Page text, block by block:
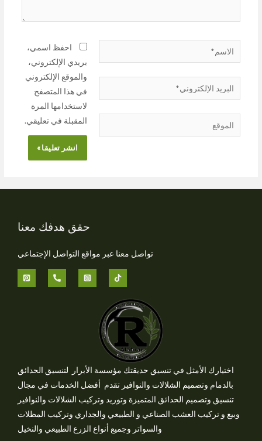
احفظ اسمي،
بريدي الإلكتروني،
والموقع الإلكتروني
في هذا المتصفح
لاستخدامها المرة
المقبلة في تعليقي.
حقق هدفك معنا
تواصل معنا عبر مواقع التواصل الإجتماعي
اختيارك الأمثل في تنسيق حديقتك مؤسسة الأبرار لتنسيق الحدائق
بالدمام وتصميم الشلالات والنوافير تقدم أفضل الخدمات في مجال
تنسيق وتصميم الحدائق المتميزة وتوريد وتركيب الشلالات والنوافير
وبيع و تركيب العشب الصناعي و الطبيعي والجداري وتركيب المظلات
والسواتر وجميع أنواع الزرع الطبيعي والنخيل